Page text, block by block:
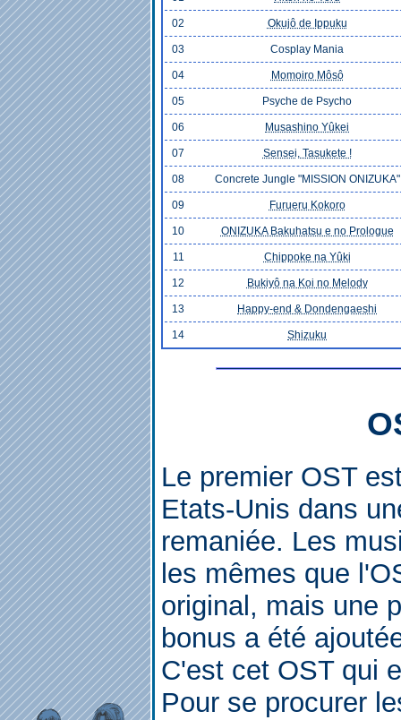
02 Okujô de Ippuku
03 Cosplay Mania
04 Momoiro Môsô
05 Psyche de Psycho
06 Musashino Yûkei
07 Sensei, Tasukete !
08 Concrete Jungle "MISSION ONIZUKA"
09 Furueru Kokoro
10 ONIZUKA Bakuhatsu e no Prologue
11 Chippoke na Yûki
12 Bukiyô na Koi no Melody
13 Happy-end & Dondengaeshi
14 Shizuku
Le premier OST
Etats-Unis dans
remaniée. Les
les mêmes que
original, mais une
bonus a été
C'est cet OST qui
Pour se procurer